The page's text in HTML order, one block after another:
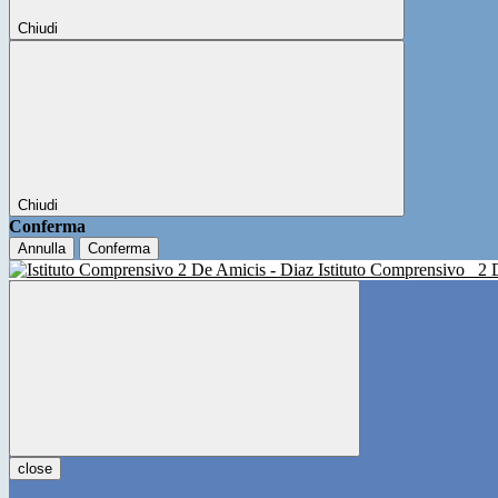
Chiudi
Chiudi
Conferma
Annulla Conferma
Istituto Comprensivo 2
close